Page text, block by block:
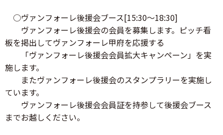
○ヴァンフォーレ後援会ブース[15:30～18:30]
ヴァンフォーレ後援会の会員を募集します。ピッチ看
板を掲出してヴァンフォーレ甲府を応援する
「ヴァンフォーレ後援会会員拡大キャンペーン」を実
施します。
またヴァンフォーレ後援会のスタンプラリーを実施し
ています。
ヴァンフォーレ後援会会員証を持参して後援会ブース
までお越しください。